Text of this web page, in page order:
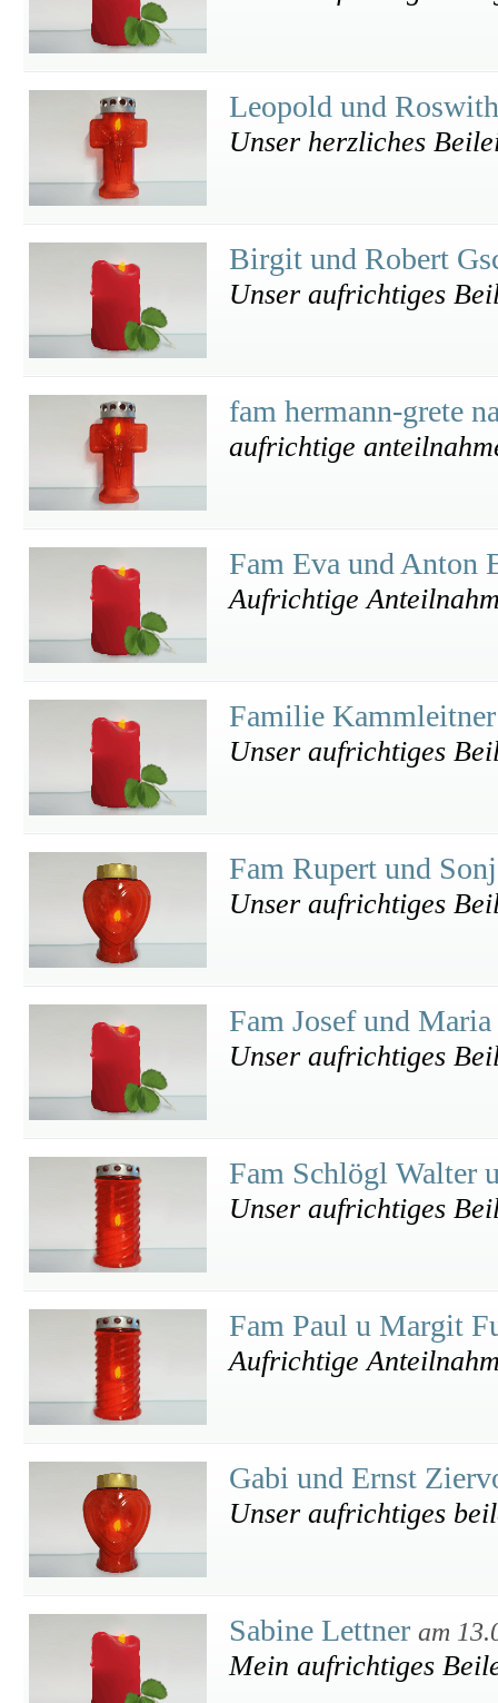
Leopold und
Unser herzliches
Birgit und Robert
Unser aufrichtiges
fam hermann-grete
aufrichtige
Fam Eva und Anton
Aufrichtige
Familie
Unser aufrichtiges
Fam Rupert und
Unser aufrichtiges
Fam Josef und
Unser aufrichtiges
Fam Schlögl Walter
Unser aufrichtiges
Fam Paul u Margit
Aufrichtige
Gabi und Ernst
Unser aufrichtiges
Sabine Lettner am
Mein aufrichtiges